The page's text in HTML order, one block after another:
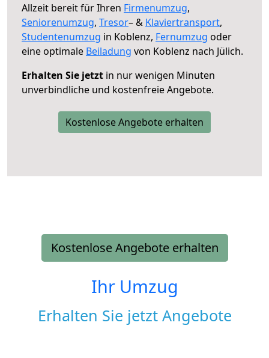
Allzeit bereit für Ihren Firmenumzug,
Seniorenumzug, Tresor– & Klaviertransport,
Studentenumzug in Koblenz, Fernumzug oder
eine optimale Beiladung von Koblenz nach Jülich.
Erhalten Sie jetzt in nur wenigen Minuten
unverbindliche und kostenfreie Angebote.
Kostenlose Angebote erhalten
Kostenlose Angebote erhalten
Ihr Umzug
Erhalten Sie jetzt Angebote